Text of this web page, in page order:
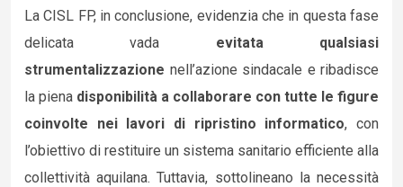
La CISL FP, in conclusione, evidenzia che in questa fase
delicata vada evitata qualsiasi
strumentalizzazione nell’azione sindacale e ribadisce
la piena disponibilità a collaborare con tutte le figure
coinvolte nei lavori di ripristino informatico, con
l’obiettivo di restituire un sistema sanitario efficiente alla
collettività aquilana. Tuttavia, sottolineano la necessità